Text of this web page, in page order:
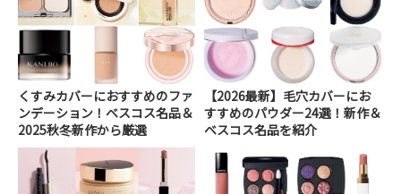
くすみカバーにおすすめのファ
ンデーション！ベスコス名品＆
2025秋冬新作から厳選
【2026最新】毛穴カバーにお
すすめのパウダー24選！新作＆
ベスコス名品を紹介